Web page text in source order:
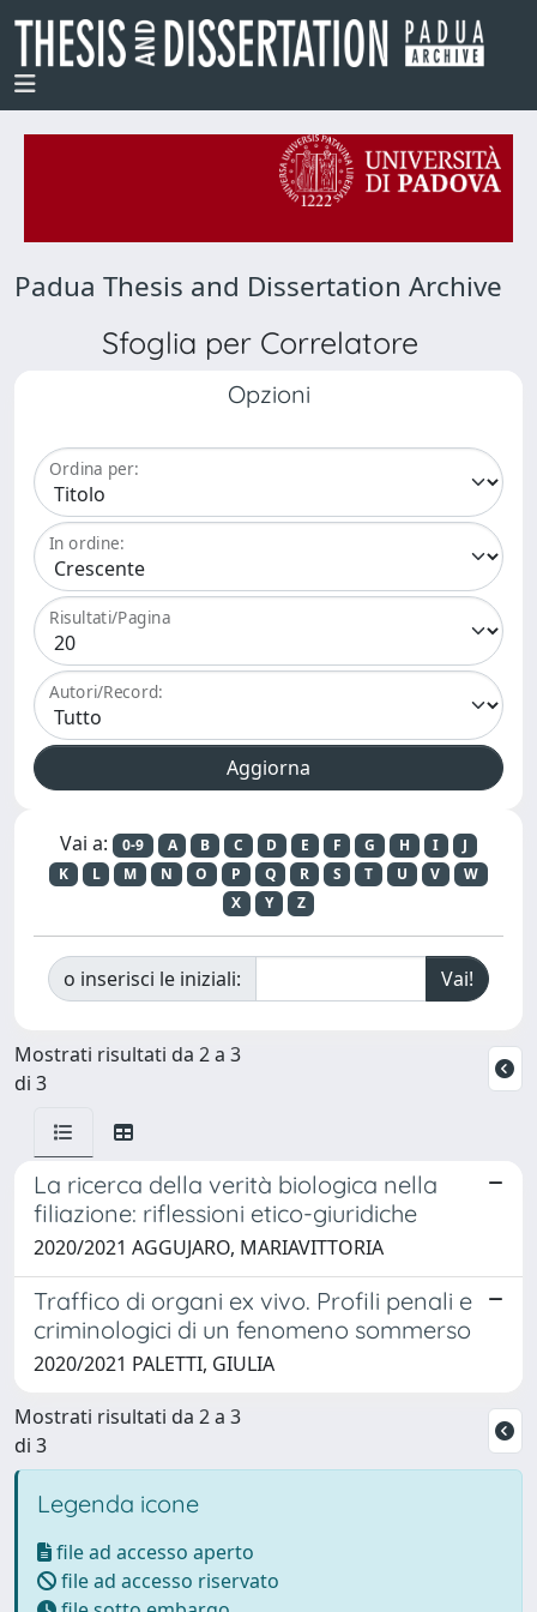
Padua Thesis and Dissertation Archive
Sfoglia per Correlatore
Opzioni
Ordina per:
In ordine:
Risultati/Pagina
Autori/Record:
Vai a: 0-9 A B C D E F G H I
J
K
L M N O P Q R S T U V
W
X
Y Z
o inserisci le iniziali:
Mostrati risultati da 2 a 3
di 3
La ricerca della verità biologica nella
filiazione: riflessioni etico-giuridiche
2020/2021 AGGUJARO, MARIAVITTORIA
Traffico di organi ex vivo. Profili penali e
criminologici di un fenomeno sommerso
2020/2021 PALETTI, GIULIA
Mostrati risultati da 2 a 3
di 3
Legenda icone
file ad accesso aperto
file ad accesso riservato